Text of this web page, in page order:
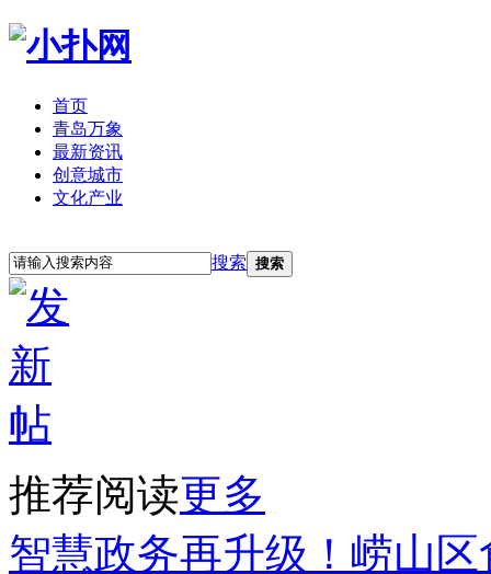
首页
青岛万象
最新资讯
创意城市
文化产业
搜索 搜索
推荐阅读更多
智慧政务再升级！崂山